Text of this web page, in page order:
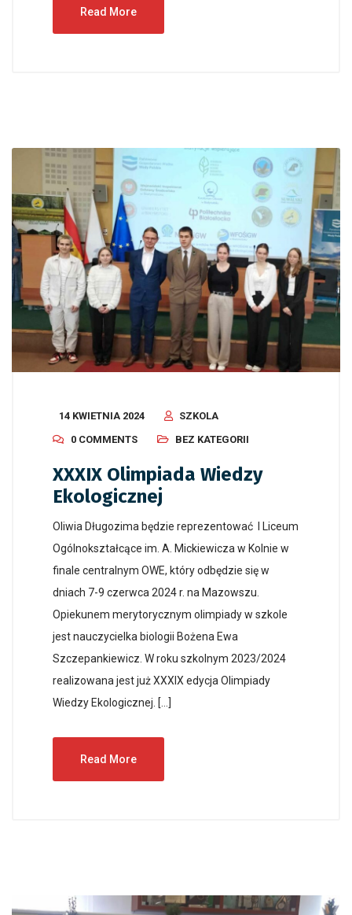
Read More
14 KWIETNIA 2024
SZKOLA
0 COMMENTS
BEZ KATEGORII
XXXIX Olimpiada Wiedzy
Ekologicznej
Oliwia Długozima będzie reprezentować I Liceum
Ogólnokształcące im. A. Mickiewicza w Kolnie w
finale centralnym OWE, który odbędzie się w
dniach 7-9 czerwca 2024 r. na Mazowszu.
Opiekunem merytorycznym olimpiady w szkole
jest nauczycielka biologii Bożena Ewa
Szczepankiewicz. W roku szkolnym 2023/2024
realizowana jest już XXXIX edycja Olimpiady
Wiedzy Ekologicznej. […]
Read More